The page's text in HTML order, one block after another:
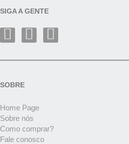
SIGA A GENTE
SOBRE
Home Page
Sobre nós
Como comprar?
Fale conosco